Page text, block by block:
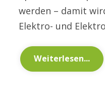
werden – damit
Elektro- und
Weiterlesen...